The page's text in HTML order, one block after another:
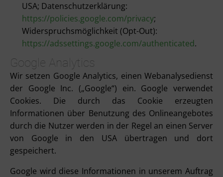
USA; Datenschutzerklärung:
https://policies.google.com/privacy;
Widerspruchsmöglichkeit (Opt-Out):
https://adssettings.google.com/authenticated.
Google Analytics
Wir setzen Google Analytics, einen Webanalysedienst
der Google Inc. („Google“) ein. Google verwendet
Cookies. Die durch das Cookie erzeugten
Informationen über Benutzung des Onlineangebotes
durch die Nutzer werden in der Regel an einen Server
von Google in den USA übertragen und dort
gespeichert.
Google wird diese Informationen in unserem Auftrag